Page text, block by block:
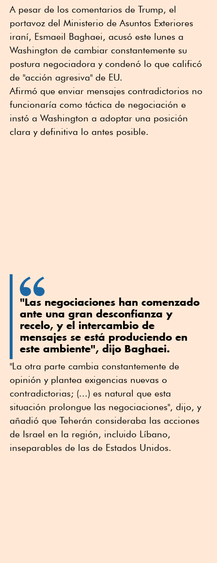
A pesar de los comentarios de Trump, el
portavoz del Ministerio de Asuntos Exteriores
iraní, Esmaeil Baghaei, acusó este lunes a
Washington de cambiar constantemente su
postura negociadora y condenó lo que calificó
de "acción agresiva" de EU.
Afirmó que enviar mensajes contradictorios no
funcionaría como táctica de negociación e
instó a Washington a adoptar una posición
clara y definitiva lo antes posible.
"Las negociaciones han comenzado
ante una gran desconfianza y
recelo, y el intercambio de
mensajes se está produciendo en
este ambiente", dijo Baghaei.
"La otra parte cambia constantemente de
opinión y plantea exigencias nuevas o
contradictorias; (...) es natural que esta
situación prolongue las negociaciones", dijo, y
añadió que Teherán consideraba ⁠las acciones
de Israel en la región, incluido Líbano,
inseparables de las de Estados Unidos.